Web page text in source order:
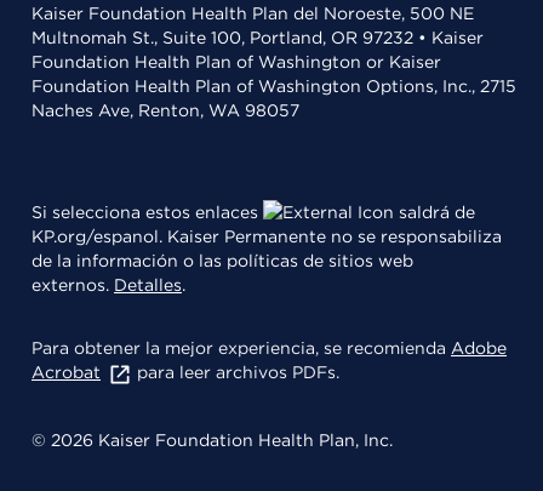
Kaiser Foundation Health Plan del Noroeste, 500 NE
Multnomah St., Suite 100, Portland, OR 97232 • Kaiser
Foundation Health Plan of Washington or Kaiser
Foundation Health Plan of Washington Options, Inc., 2715
Naches Ave, Renton, WA 98057
Si selecciona estos enlaces
saldrá de
KP.org/espanol. Kaiser Permanente no se responsabiliza
de la información o las políticas de sitios web
externos. Detalles.
Para obtener la mejor experiencia, se recomienda Adobe
Acrobat
para leer archivos PDFs.
© 2026 Kaiser Foundation Health Plan, Inc.